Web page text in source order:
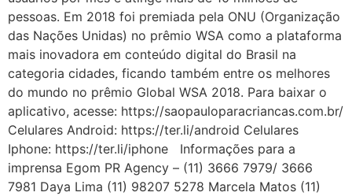
pessoas. Em 2018 foi premiada pela ONU (Organização
das Nações Unidas) no prêmio WSA como a plataforma
mais inovadora em conteúdo digital do Brasil na
categoria cidades, ficando também entre os melhores
do mundo no prêmio Global WSA 2018. Para baixar o
aplicativo, acesse: https://saopauloparacriancas.com.br/
Celulares Android: https://ter.li/android Celulares
Iphone: https://ter.li/iphone Informações para a
imprensa Egom PR Agency – (11) 3666 7979/ 3666
7981 Daya Lima (11) 98207 5278 Marcela Matos (11)